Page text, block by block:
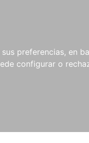
preferencias, en
configurar o